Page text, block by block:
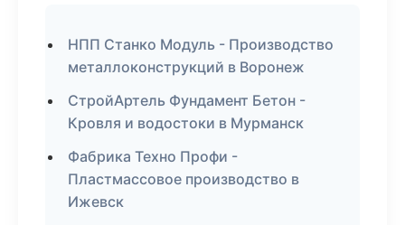
НПП Станко Модуль - Производство
металлоконструкций в Воронеж
СтройАртель Фундамент Бетон -
Кровля и водостоки в Мурманск
Фабрика Техно Профи -
Пластмассовое производство в
Ижевск